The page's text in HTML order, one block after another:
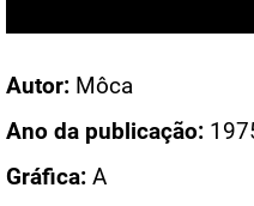
Autor: Môca
Ano da publicação:
Gráfica: A